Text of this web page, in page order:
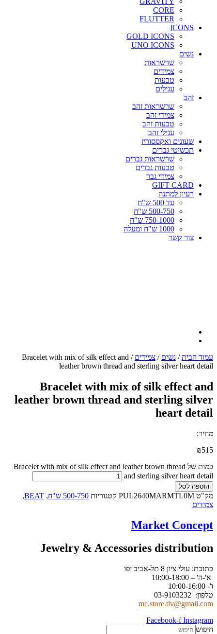
CORE
FLUTTER
ICONS
GOLD ICONS
UNO ICONS
נשים
שרשראות
צמידים
טבעות
עגילים
זהב
שרשראות זהב
צמידי זהב
טבעות זהב
עגילי זהב
שעונים ואקססוריז
תכשיטי גברים
שרשראות גברים
טבעות גברים
צמידי גבר
GIFT CARD
רעיון למתנה
עד 500 ש"ח
500-750 ש"ח
750-1000 ש"ח
1000 ש"ח ומעלה
צור קשר
עמוד הבית/ נשים / צמידים
/ Bracelet with mix of silk effect and
leather brown thread and sterling silver heart detail
Bracelet with mix of silk effect and
leather brown thread and sterling silver
heart detail
מחיר:
₪515
כמות של Bracelet with mix of silk effect and leather brown thread
and sterling silver heart detail
הוספה לסל
מק"ט PUL2640MARMTL0M קטגוריות 500-750 ש"ח ,
BEAT
,
צמידים
Market Concept
Jewelry & Accessories distribution
כתובת: עולי ציון 8 תל-אביב יפו
א'-ה' – 10:00-18:00
ו'- 10:00-16:00
טלפון: 03-9103232
mc.store.tlv@gmail.com
Facebook-f Instagram
חיפוש